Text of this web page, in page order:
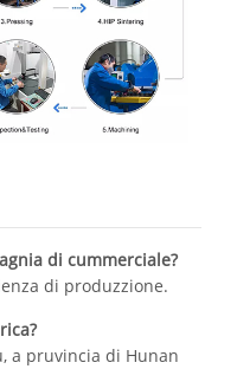
di cummerciale?
di produzzione.
a pruvincia di Hunan